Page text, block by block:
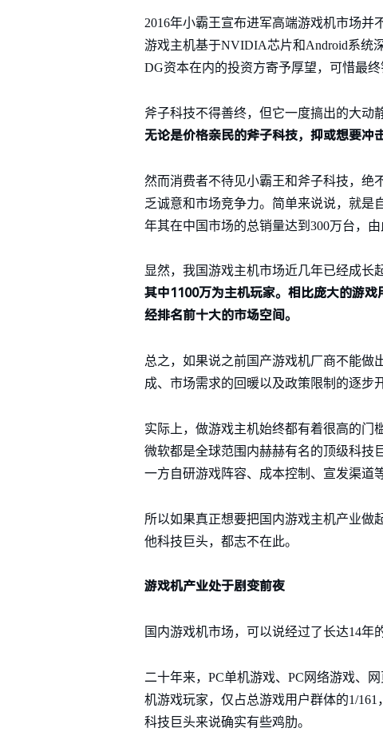
2016年小霸王宣布进军高端游戏机市场并
游戏主机基于NVIDIA芯片和Android系统
DG资本在内的投资方寄予厚望，可惜最终
斧子科技不得善终，但它一度搞出的大动静
无论是价格亲民的斧子科技，抑或想要冲
然而消费者不待见小霸王和斧子科技，绝
乏诚意和市场竞争力。简单来说说，就是
年其在中国市场的总销量达到300万台，
显然，我国游戏主机市场近几年已经成长
其中1100万为主机玩家。相比庞大的游
经排名前十大的市场空间。
总之，如果说之前国产游戏机厂商不能做
成、市场需求的回暖以及政策限制的逐步
实际上，做游戏主机始终都有着很高的门
微软都是全球范围内赫赫有名的顶级科技
一方自研游戏阵容、成本控制、宣发渠道
所以如果真正想要把国内游戏主机产业做
他科技巨头，都志不在此。
游戏机产业处于剧变前夜
国内游戏机市场，可以说经过了长达14年
二十年来，PC单机游戏、PC网络游戏、
机游戏玩家，仅占总游戏用户群体的1/
科技巨头来说确实有些鸡肋。